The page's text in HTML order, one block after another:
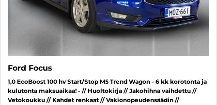
Ford Focus
1,0 EcoBoost 100 hv Start/Stop M5 Trend Wagon - 6 kk korotonta ja
kulutonta maksuaikaa! - // Huoltokirja // Jakohihna vaihdettu //
Vetokoukku // Kahdet renkaat // Vakionopeudensäädin //